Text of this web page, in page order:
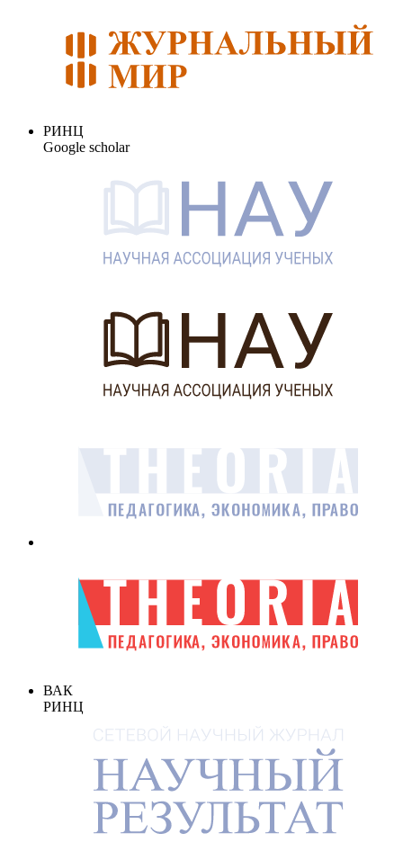
РИНЦ
Google scholar
ВАК
РИНЦ